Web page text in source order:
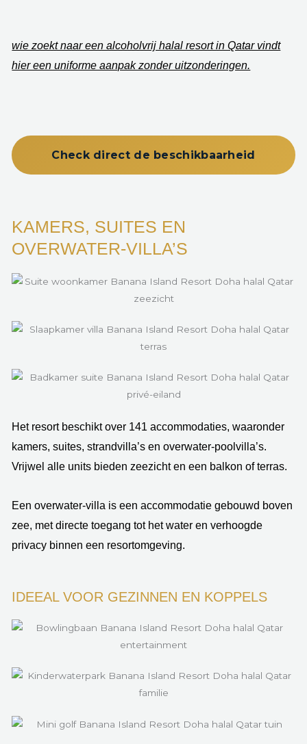
wie zoekt naar een alcoholvrij halal resort in Qatar vindt
hier een uniforme aanpak zonder uitzonderingen.
Check direct de beschikbaarheid
KAMERS, SUITES EN
OVERWATER-VILLA’S
Het resort beschikt over 141 accommodaties, waaronder
kamers, suites, strandvilla’s en overwater-poolvilla’s.
Vrijwel alle units bieden zeezicht en een balkon of terras.
Een overwater-villa is een accommodatie gebouwd boven
zee, met directe toegang tot het water en verhoogde
privacy binnen een resortomgeving.
IDEEAL VOOR GEZINNEN EN KOPPELS